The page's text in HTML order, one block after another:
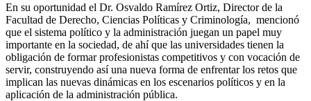
En su oportunidad el Dr. Osvaldo Ramírez Ortiz, Director de la
Facultad de Derecho, Ciencias Políticas y Criminología, mencionó
que el sistema político y la administración juegan un papel muy
importante en la sociedad, de ahí que las universidades tienen la
obligación de formar profesionistas competitivos y con vocación de
servir, construyendo así una nueva forma de enfrentar los retos que
implican las nuevas dinámicas en los escenarios políticos y en la
aplicación de la administración pública.